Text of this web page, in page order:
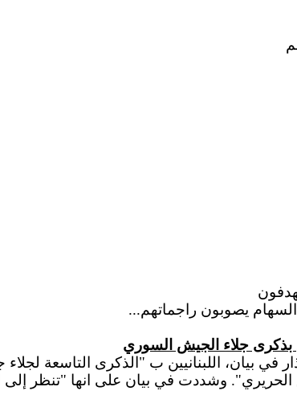
يصوبون راجماتهم...
- هنأت الأمانة العامة لقوى 14 آذار في بيان،
وشددت في بيان على انها "تنظر إلى